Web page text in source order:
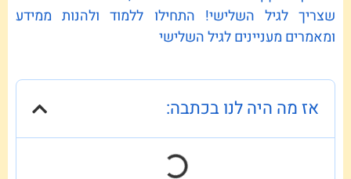
שצריך לגיל השלישי! התחילו ללמוד ולהנות ממידע
ומאמרים מעניינים לגיל השלישי
אז מה היה לנו בכתבה: